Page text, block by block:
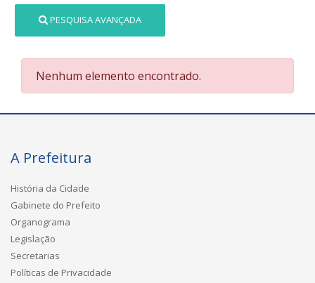
PESQUISA AVANÇADA
Nenhum elemento encontrado.
A Prefeitura
História da Cidade
Gabinete do Prefeito
Organograma
Legislação
Secretarias
Políticas de Privacidade